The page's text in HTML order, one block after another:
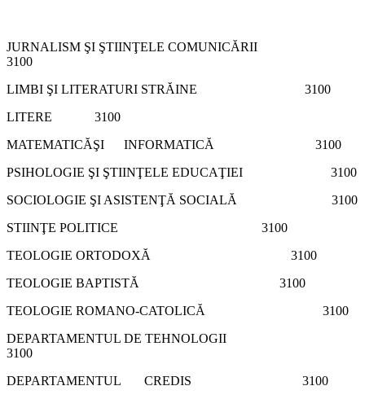
JURNALISM ŞI ŞTIINŢELE COMUNICĂRII
3100
LIMBI ŞI LITERATURI STRĂINE 3100
LITERE 3100
MATEMATICĂŞI INFORMATICĂ 3100
PSIHOLOGIE ŞI ŞTIINŢELE EDUCAŢIEI 3100
SOCIOLOGIE ŞI ASISTENŢĂ SOCIALĂ 3100
STIINŢE POLITICE 3100
TEOLOGIE ORTODOXĂ 3100
TEOLOGIE BAPTISTĂ 3100
TEOLOGIE ROMANO-CATOLICĂ 3100
DEPARTAMENTUL DE TEHNOLOGII
3100
DEPARTAMENTUL CREDIS 3100